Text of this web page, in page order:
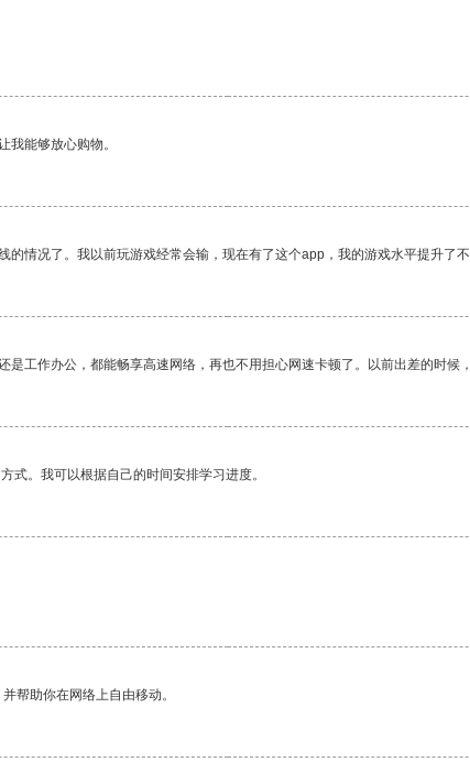
我能够放心购物。
情况了。我以前玩游戏经常会输，现在有了这个app，我的游戏水平提升了不
工作办公，都能畅享高速网络，再也不用担心网速卡顿了。以前出差的时候
式。我可以根据自己的时间安排学习进度。
帮助你在网络上自由移动。